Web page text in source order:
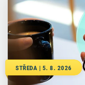
STŘEDA | 5. 8. 2026